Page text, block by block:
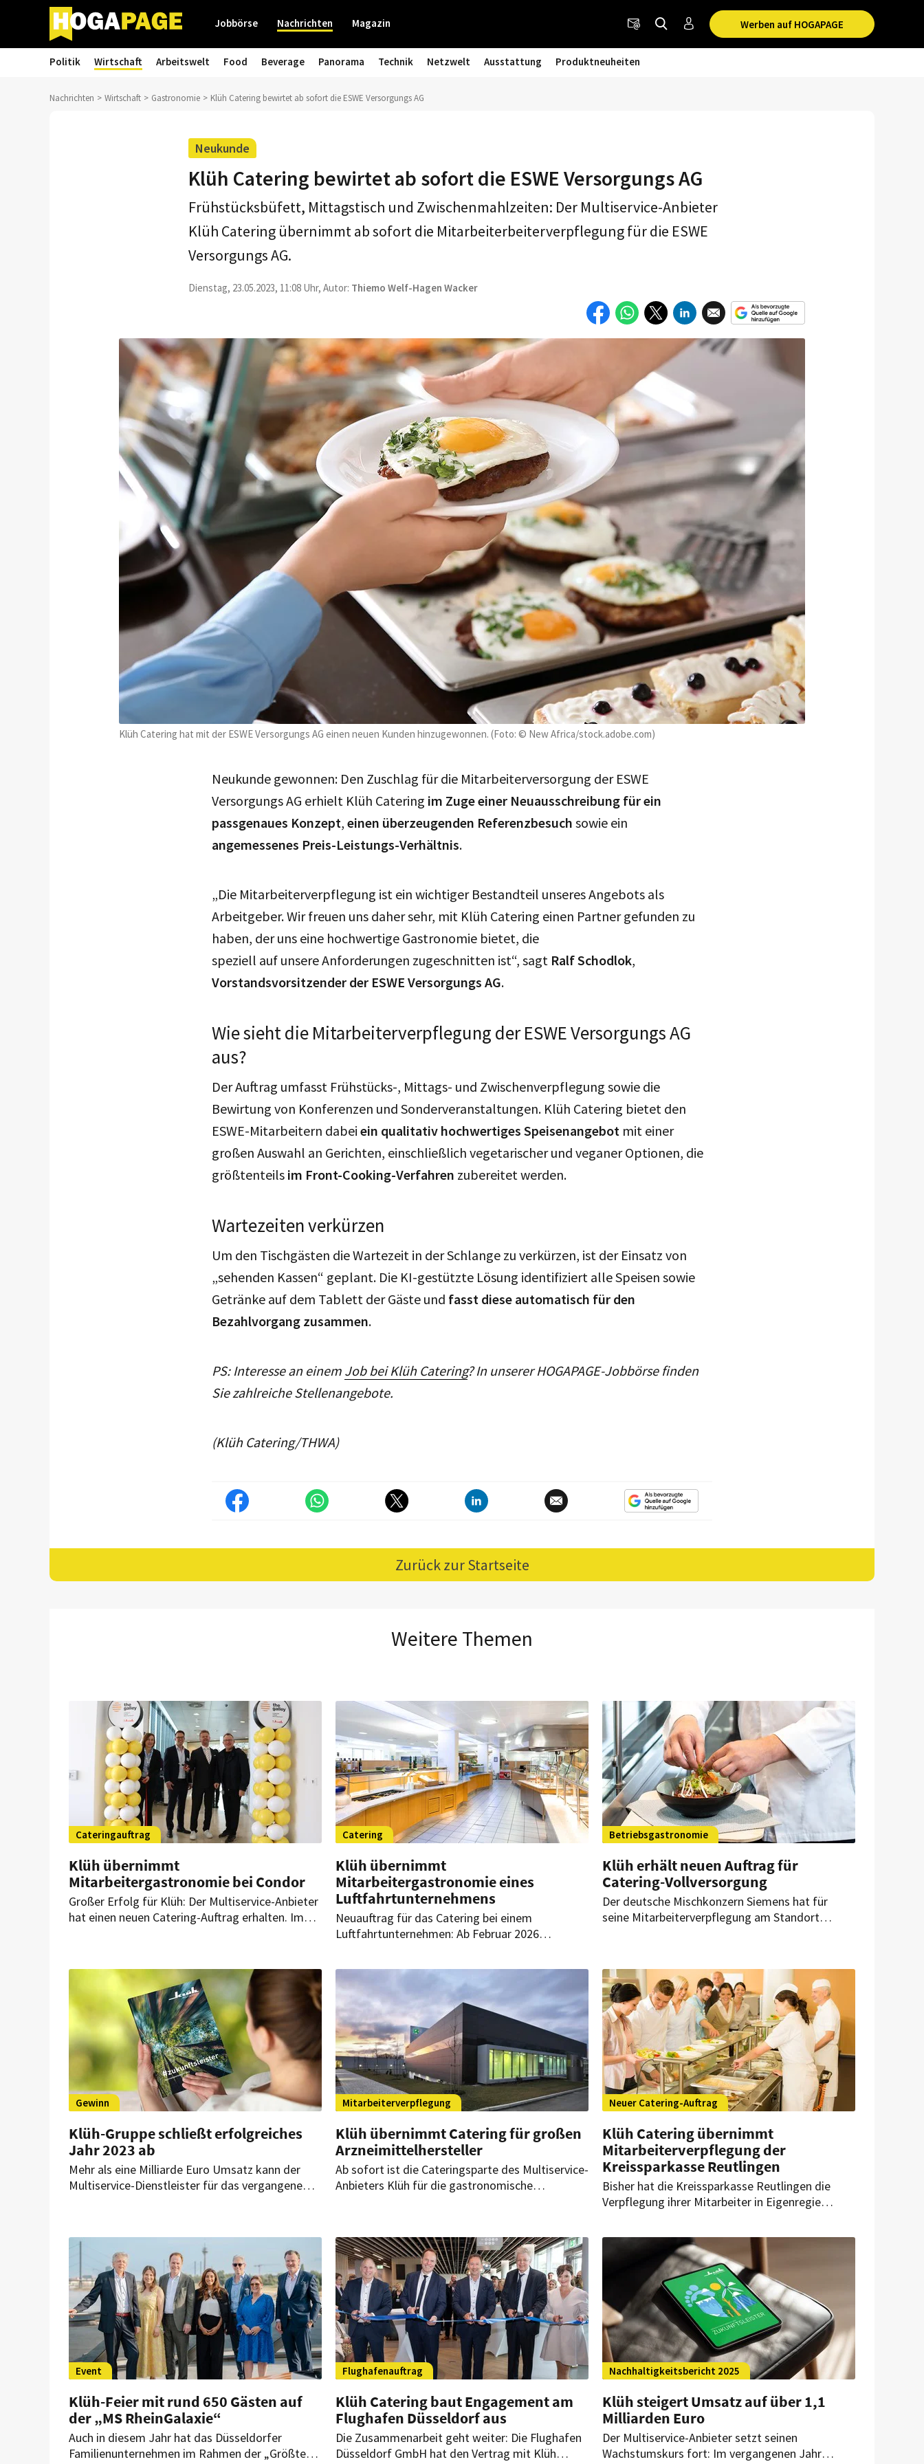
Werben auf HOGAPAGE
Jobbörse Nachrichten Magazin
Politik Wirtschaft Arbeitswelt Food Beverage Panorama Technik Netzwelt Ausstattung Produktneuheiten
Nachrichten Wirtschaft Gastronomie Klüh Catering bewirtet ab sofort die ESWE Versorgungs AG
Neukunde
Klüh Catering bewirtet ab sofort die ESWE Versorgungs AG
Klüh Catering hat mit der ESWE Versorgungs AG einen neuen Kunden hinzugewonnen. (Foto: © New Africa/stock.adobe.com)
Frühstücksbüfett, Mittagstisch und Zwischenmahlzeiten: Der Multiservice-Anbieter
Klüh Catering übernimmt ab sofort die Mitarbeiterbeiterverpflegung für die ESWE
Versorgungs AG.
Dienstag, 23.05.2023, 11:08 Uhr, Autor: Thiemo Welf-Hagen Wacker
Neukunde gewonnen: Den Zuschlag für die Mitarbeiterversorgung der ESWE
Versorgungs AG erhielt Klüh Catering im Zuge einer Neuausschreibung für ein
passgenaues Konzept, einen überzeugenden Referenzbesuch sowie ein
angemessenes Preis-Leistungs-Verhältnis.
„Die Mitarbeiterverpflegung ist ein wichtiger Bestandteil unseres Angebots als
Arbeitgeber. Wir freuen uns daher sehr, mit Klüh Catering einen Partner gefunden zu
haben, der uns eine hochwertige Gastronomie bietet, die
speziell auf unsere Anforderungen zugeschnitten ist“, sagt Ralf Schodlok,
Vorstandsvorsitzender der ESWE Versorgungs AG.
Wie sieht die Mitarbeiterverpflegung der ESWE Versorgungs AG
aus?
Der Auftrag umfasst Frühstücks-, Mittags- und Zwischenverpflegung sowie die
Bewirtung von Konferenzen und Sonderveranstaltungen. Klüh Catering bietet den
ESWE-Mitarbeitern dabei ein qualitativ hochwertiges Speisenangebot mit einer
großen Auswahl an Gerichten, einschließlich vegetarischer und veganer Optionen, die
größtenteils im Front-Cooking-Verfahren zubereitet werden.
Wartezeiten verkürzen
Um den Tischgästen die Wartezeit in der Schlange zu verkürzen, ist der Einsatz von
„sehenden Kassen“ geplant. Die KI-gestützte Lösung identifiziert alle Speisen sowie
Getränke auf dem Tablett der Gäste und fasst diese automatisch für den
Bezahlvorgang zusammen.
PS: Interesse an einem Job bei Klüh Catering? In unserer HOGAPAGE-Jobbörse finden
Sie zahlreiche Stellenangebote.
(Klüh Catering/THWA)
Zurück zur Startseite
Weitere Themen
Cateringauftrag
Klüh übernimmt
Mitarbeitergastronomie bei Condor
Großer Erfolg für Klüh: Der Multiservice-Anbieter
hat einen neuen Catering-Auftrag erhalten. Im
Fluggesellschaft.
Catering
Klüh übernimmt
Mitarbeitergastronomie eines
Luftfahrtunternehmens
Neuauftrag für das Catering bei einem
Luftfahrtunternehmen: Ab Februar 2026
Anbieter die Mitarbeitergastronomie bei
Hutchinson PFW Aerospace am Standort Speyer.
Betriebsgastronomie
Klüh erhält neuen Auftrag für
Catering-Vollversorgung
Der deutsche Mischkonzern Siemens hat für
seine Mitarbeiterverpflegung am Standort
Getränken versorgen.
Gewinn
Klüh-Gruppe schließt erfolgreiches
Jahr 2023 ab
Mehr als eine Milliarde Euro Umsatz kann der
Multiservice-Dienstleister für das vergangene
Mitarbeiterverpflegung
Klüh übernimmt Catering für großen
Arzneimittelhersteller
Ab sofort ist die Cateringsparte des Multiservice-
Anbieters Klüh für die gastronomische
Neuer Catering-Auftrag
Klüh Catering übernimmt
Mitarbeiterverpflegung der
Kreissparkasse Reutlingen
Bisher hat die Kreissparkasse Reutlingen die
Verpflegung ihrer Mitarbeiter in Eigenregie
Sparte des Multiservice-Anbieters Klüh damit
beauftragt.
Event
Klüh-Feier mit rund 650 Gästen auf
der „MS RheinGalaxie“
Auch in diesem Jahr hat das Düsseldorfer
Familienunternehmen im Rahmen der „Größten
Flughafenauftrag
Klüh Catering baut Engagement am
Flughafen Düsseldorf aus
Die Zusammenarbeit geht weiter: Die Flughafen
Düsseldorf GmbH hat den Vertrag mit Klüh
Nachhaltigkeitsbericht 2025
Klüh steigert Umsatz auf über 1,1
Milliarden Euro
Der Multiservice-Anbieter setzt seinen
Wachstumskurs fort: Im vergangenen Jahr